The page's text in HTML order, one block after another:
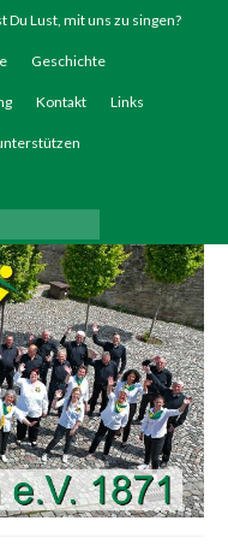
Du Lust, mit uns zu singen?
Geschichte
Kontakt Links